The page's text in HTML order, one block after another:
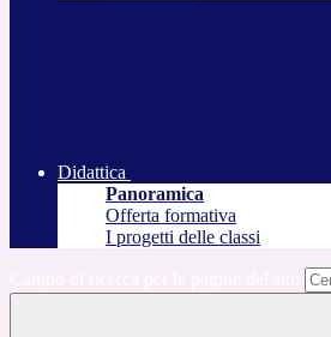
Didattica
Panoramica
Offerta formativa
I progetti delle classi